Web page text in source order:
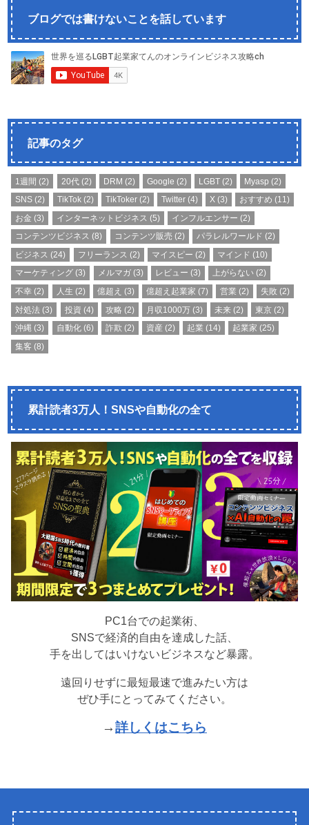
ブログでは書けないことを話しています
記事のタグ
1週間 (2) 20代 (2) DRM (2) Google (2) LGBT (2) Myasp (2)
SNS (2) TikTok(2) TikToker(2) Twitter (4) X (3) おすすめ (11)
お金 (3) インターネットビジネス (5) インフルエンサー (2)
コンテンツビジネス (8) コンテンツ販売 (2) パラレルワールド (2)
ビジネス (24) フリーランス (2) マイスピー (2) マインド (10)
マーケティング (3) メルマガ(3) レビュー (3) 上がらない (2)
不幸 (2) 人生 (2) 億超え (3) 億超え起業家 (7) 営業 (2) 失敗 (2)
対処法 (3) 投資 (4) 攻略 (2) 月収1000万 (3) 未来 (2) 東京 (2)
沖縄 (3) 自動化(6) 詐欺 (2) 資産 (2) 起業 (14) 起業家 (25)
集客 (8)
累計読者3万人！SNSや自動化の全て
PC1台での起業術、
SNSで経済的自由を達成した話、
手を出してはいけないビジネスなど暴露。
遠回りせずに最短最速で進みたい方は
ぜひ手にとってみてください。
→詳しくはこちら